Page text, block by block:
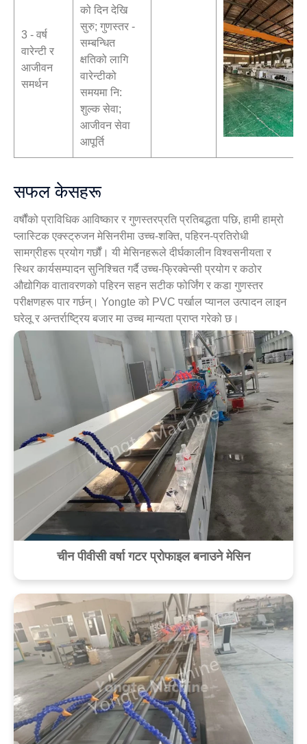
3 - वर्ष
वारेन्टी र
आजीवन
समर्थन
को दिन देखि
सुरु; गुणस्तर -
सम्बन्धित
क्षतिको लागि
वारेन्टीको
समयमा नि:
शुल्क सेवा;
आजीवन सेवा
आपूर्ति
सफल केसहरू
वर्षौंको प्राविधिक आविष्कार र गुणस्तरप्रति प्रतिबद्धता पछि, हामी हाम्रो
प्लास्टिक एक्स्ट्रुजन मेसिनरीमा उच्च-शक्ति, पहिरन-प्रतिरोधी
सामग्रीहरू प्रयोग गर्छौं। यी मेसिनहरूले दीर्घकालीन विश्वसनीयता र
स्थिर कार्यसम्पादन सुनिश्चित गर्दै उच्च-फ्रिक्वेन्सी प्रयोग र कठोर
औद्योगिक वातावरणको पहिरन सहन सटीक फोर्जिंग र कडा गुणस्तर
परीक्षणहरू पार गर्छन्। Yongte को PVC पर्खाल प्यानल उत्पादन लाइन
घरेलू र अन्तर्राष्ट्रिय बजार मा उच्च मान्यता प्राप्त गरेको छ।
चीन पीवीसी वर्षा गटर प्रोफाइल बनाउने मेसिन